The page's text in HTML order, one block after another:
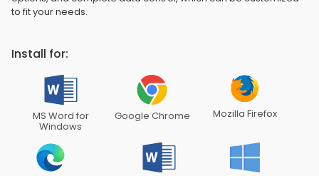
to fit your needs.
Install for:
MS Word for
Windows
Google Chrome Mozilla Firefox